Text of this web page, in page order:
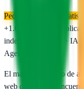
Pedir presupuesto gratis
+1.650
agencias
independiente
SEO · IA
AgenciasSEO
El mayor directorio de
web de España.